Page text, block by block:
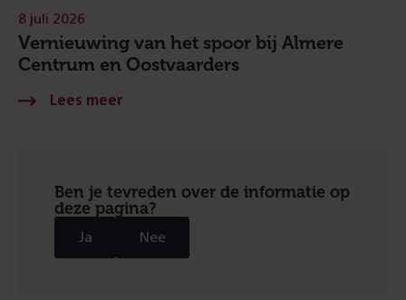
Vernieuwing van het spoor bij Almere
Centrum en Oostvaarders
8 juli 2026
Ben je tevreden over de informatie op
deze pagina?
Ja Nee